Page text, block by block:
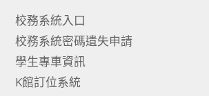
校務系統入口
校務系統密碼遺失申請
學生專車資訊
K館訂位系統